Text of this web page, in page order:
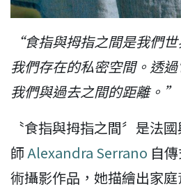
“食指與拇指之間是我們
我們存在的私密空間。透
我們與過去之間的距離。”
〝食指與拇指之間〞是法
師Alexandra Serrano 自
術攝影作品，她描繪出家